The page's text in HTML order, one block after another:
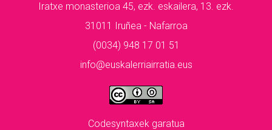
Iratxe monasterioa 45, ezk. eskailera, 13. ezk.
31011 Iruñea - Nafarroa
(0034) 948 17 01 51
info@euskalerriairratia.eus
Codesyntaxek garatua